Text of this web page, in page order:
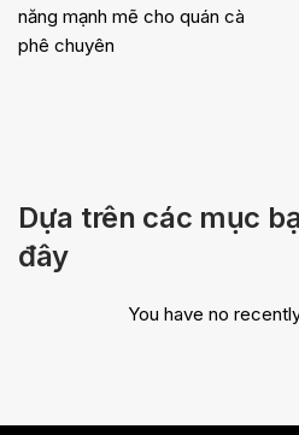
năng mạnh mẽ cho quán cà
phê chuyên
Dựa trên các mục
đây
You have no